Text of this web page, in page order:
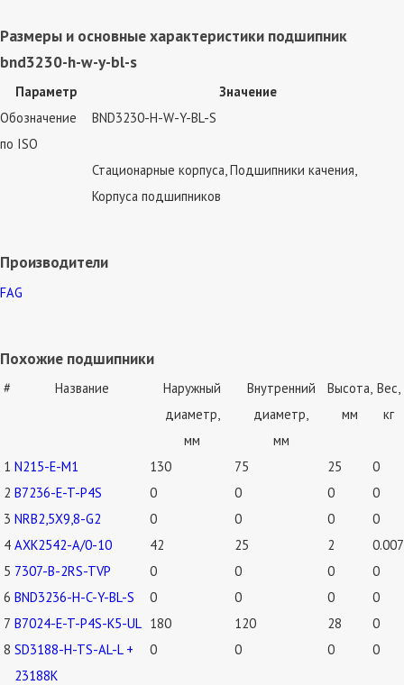
Размеры и основные характеристики подшипник
bnd3230-h-w-y-bl-s
Параметр
Значение
Обозначение
по ISO
BND3230-H-W-Y-BL-S
Стационарные корпуса, Подшипники качения,
Корпуса подшипников
Производители
FAG
Похожие подшипники
# Название
Наружный
диаметр,
мм
Внутренний
диаметр,
мм
Высота,
мм
Вес,
кг
1 N215-E-M1 130 75 25
0
2 B7236-E-T-P4S 0 0 0
0
3 NRB2,5X9,8-G2 0 0 0
0
4 AXK2542-A/0-10 42 25 2
0.007
5 7307-B-2RS-TVP 0 0 0
0
6 BND3236-H-C-Y-BL-S 0 0 0
0
7 B7024-E-T-P4S-K5-UL 180 120 28
0
8 SD3188-H-TS-AL-L +
23188K
0 0 0 0